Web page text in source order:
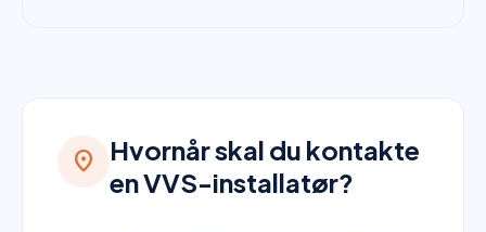
location_on
Hvornår skal du kontakte
en VVS-installatør?